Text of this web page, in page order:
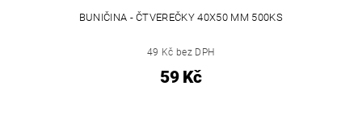
BUNIČINA - ČTVEREČKY 40X50 MM 500KS
49 Kč bez DPH
59 Kč